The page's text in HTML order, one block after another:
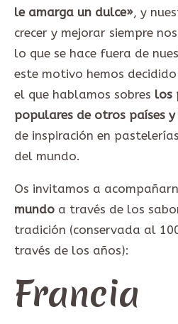
le amarga un dulce», y
crecer y mejorar siempre
lo que se hace fuera de
este motivo hemos
el que hablamos sobres los
populares de otros países y
de inspiración en
del mundo.
Os invitamos a
mundo a través de los
tradición (conservada al
través de los años):
Francia